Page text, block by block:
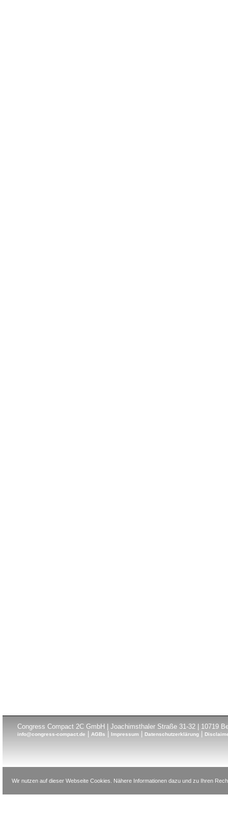
Congress Compact 2C GmbH | Joachimsthaler Straße 31-32 | 10719
info@congress-compact.de |AGBs |Impressum |Datenschutzerklärung |
Wir nutzen auf dieser Webseite Cookies. Nähere Informationen dazu und zu Ihren